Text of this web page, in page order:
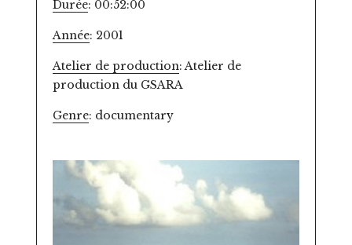
Durée: 00:52:00
Année: 2001
Atelier de production: Atelier de
production du GSARA
Genre: documentary